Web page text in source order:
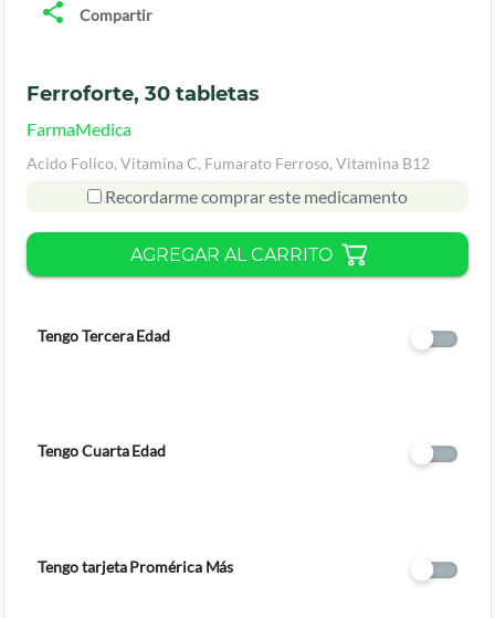
Compartir
Ferroforte, 30 tabletas
FarmaMedica
Acido Folico, Vitamina C, Fumarato Ferroso, Vitamina B12
Recordarme comprar este medicamento
AGREGAR AL CARRITO
Tengo Tercera Edad
Tengo Cuarta Edad
Tengo tarjeta Promérica Más